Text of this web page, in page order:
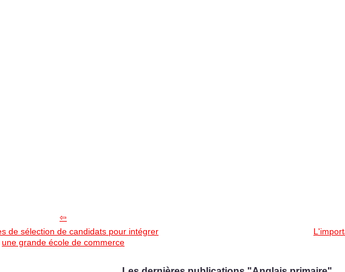
de sélection de candidats pour intégrer
une grande école de commerce